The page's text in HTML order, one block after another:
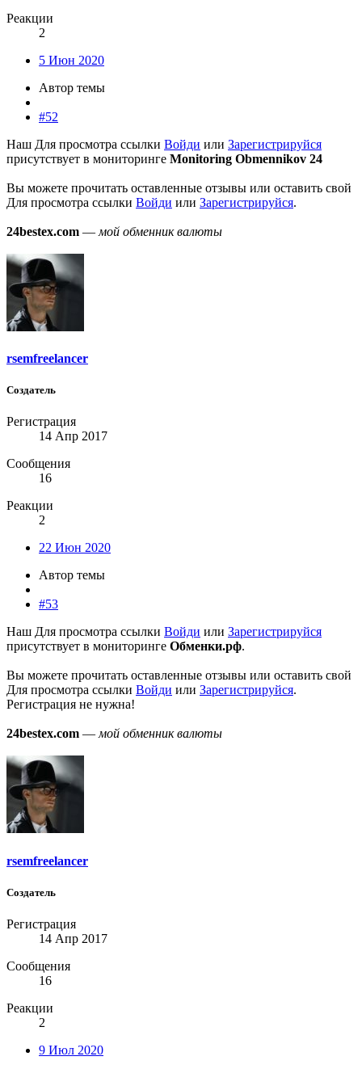
Реакции
2
5 Июн 2020
Автор темы
#52
Наш Для просмотра ссылки Войди или Зарегистрируйся
присутствует в мониторинге Monitoring Obmennikov 24
Вы можете прочитать оставленные отзывы или оставить свой
Для просмотра ссылки Войди или Зарегистрируйся.
24bestex.com — мой обменник валюты
rsemfreelancer
Создатель
Регистрация
14 Апр 2017
Сообщения
16
Реакции
2
22 Июн 2020
Автор темы
#53
Наш Для просмотра ссылки Войди или Зарегистрируйся
присутствует в мониторинге Обменки.рф.
Вы можете прочитать оставленные отзывы или оставить свой
Для просмотра ссылки Войди или Зарегистрируйся.
Регистрация не нужна!
24bestex.com — мой обменник валюты
rsemfreelancer
Создатель
Регистрация
14 Апр 2017
Сообщения
16
Реакции
2
9 Июл 2020